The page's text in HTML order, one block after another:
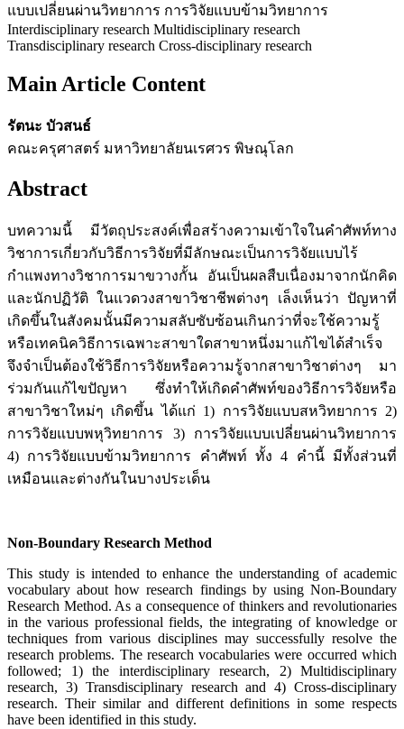
แบบเปลี่ยนผ่านวิทยาการ การวิจัยแบบข้ามวิทยาการ
Interdisciplinary research Multidisciplinary research
Transdisciplinary research Cross-disciplinary research
Main Article Content
รัตนะ บัวสนธ์
คณะครุศาสตร์ มหาวิทยาลัยนเรศวร พิษณุโลก
Abstract
บทความนี้ มีวัตถุประสงค์เพื่อสร้างความเข้าใจในคำศัพท์ทาง
วิชาการเกี่ยวกับวิธีการวิจัยที่มีลักษณะเป็นการวิจัยแบบไร้
กำแพงทางวิชาการมาขวางกั้น อันเป็นผลสืบเนื่องมาจากนักคิด
และนักปฏิวัติ ในแวดวงสาขาวิชาชีพต่างๆ เล็งเห็นว่า ปัญหาที่
เกิดขึ้นในสังคมนั้นมีความสลับซับซ้อนเกินกว่าที่จะใช้ความรู้
หรือเทคนิควิธีการเฉพาะสาขาใดสาขาหนึ่งมาแก้ไขได้สำเร็จ
จึงจำเป็นต้องใช้วิธีการวิจัยหรือความรู้จากสาขาวิชาต่างๆ มา
ร่วมกันแก้ไขปัญหา ซึ่งทำให้เกิดคำศัพท์ของวิธีการวิจัยหรือ
สาขาวิชาใหม่ๆ เกิดขึ้น ได้แก่ 1) การวิจัยแบบสหวิทยาการ 2)
การวิจัยแบบพหุวิทยาการ 3) การวิจัยแบบเปลี่ยนผ่านวิทยาการ
4) การวิจัยแบบข้ามวิทยาการ คำศัพท์ ทั้ง 4 คำนี้ มีทั้งส่วนที่
เหมือนและต่างกันในบางประเด็น
Non-Boundary Research Method
This study is intended to enhance the understanding of academic
vocabulary about how research findings by using Non-Boundary
Research Method. As a consequence of thinkers and revolutionaries
in the various professional fields, the integrating of knowledge or
techniques from various disciplines may successfully resolve the
research problems. The research vocabularies were occurred which
followed; 1) the interdisciplinary research, 2) Multidisciplinary
research, 3) Transdisciplinary research and 4) Cross-disciplinary
research. Their similar and different definitions in some respects
have been identified in this study.